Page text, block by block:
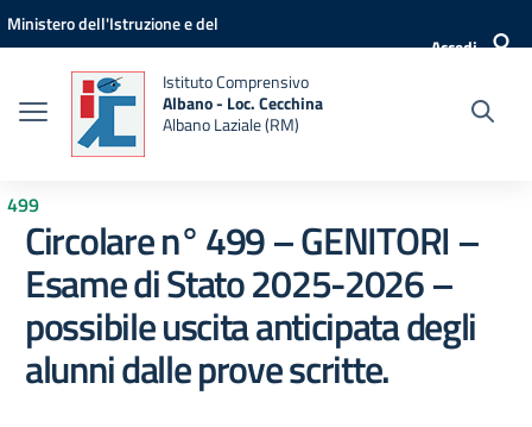
Vai ai contenuti
Vai al menu di navigazione
Vai al footer
Ministero dell'Istruzione e del
Accedi
Istituto Comprensivo
Albano - Loc. Cecchina
Albano Laziale (RM)
499
Circolare n° 499 – GENITORI –
Esame di Stato 2025-2026 –
possibile uscita anticipata degli
alunni dalle prove scritte.